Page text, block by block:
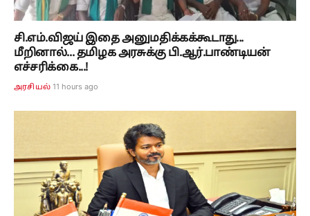
சி.எம்.விஜய் இதை அனுமதிக்கக்கூடாது...
மீறினால்... தமிழக அரசுக்கு பி.ஆர்.பாண்டியன்
எச்சரிக்கை...!
அரசியல் 11 hours ago